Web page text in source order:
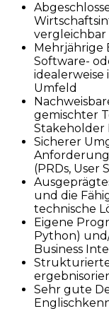
vergleichbar
Mehrjährige
Software-
idealerweise
Umfeld
gemischter
Stakeholder
Sicherer
(PRDs, User
und die
technische
Eigene
Python)
Business
Sehr gute